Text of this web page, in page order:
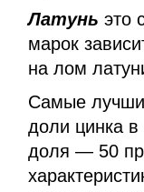
Латунь это
марок
на лом
Самые
доли цинка
доля — 50